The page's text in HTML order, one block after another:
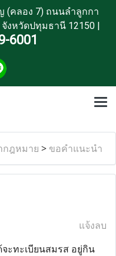
(คลอง 7) ถนนลำลูกกา
งหวัดปทุมธานี 12150 |
6001
ฎหมาย > ขอคำแนะนำ
แจ้งลบ
ะทะเบียนสมรส อยู่กิน